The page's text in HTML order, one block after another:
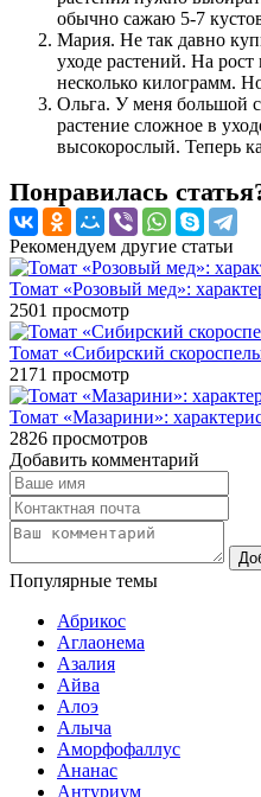
обычно сажаю 5-7
Мария. Не так давно
уходе растений. На
несколько килограмм.
Ольга. У меня большой
растение сложное в
высокорослый. Теперь
Понравилась
Рекомендуем другие статьи
Томат «Розовый мед»:
2501 просмотр
Томат «Сибирский
2171 просмотр
Томат «Мазарини»:
2826 просмотров
Добавить комментарий
Популярные темы
Абрикос
Аглаонема
Азалия
Айва
Алоэ
Алыча
Аморфофаллус
Ананас
Антуриум